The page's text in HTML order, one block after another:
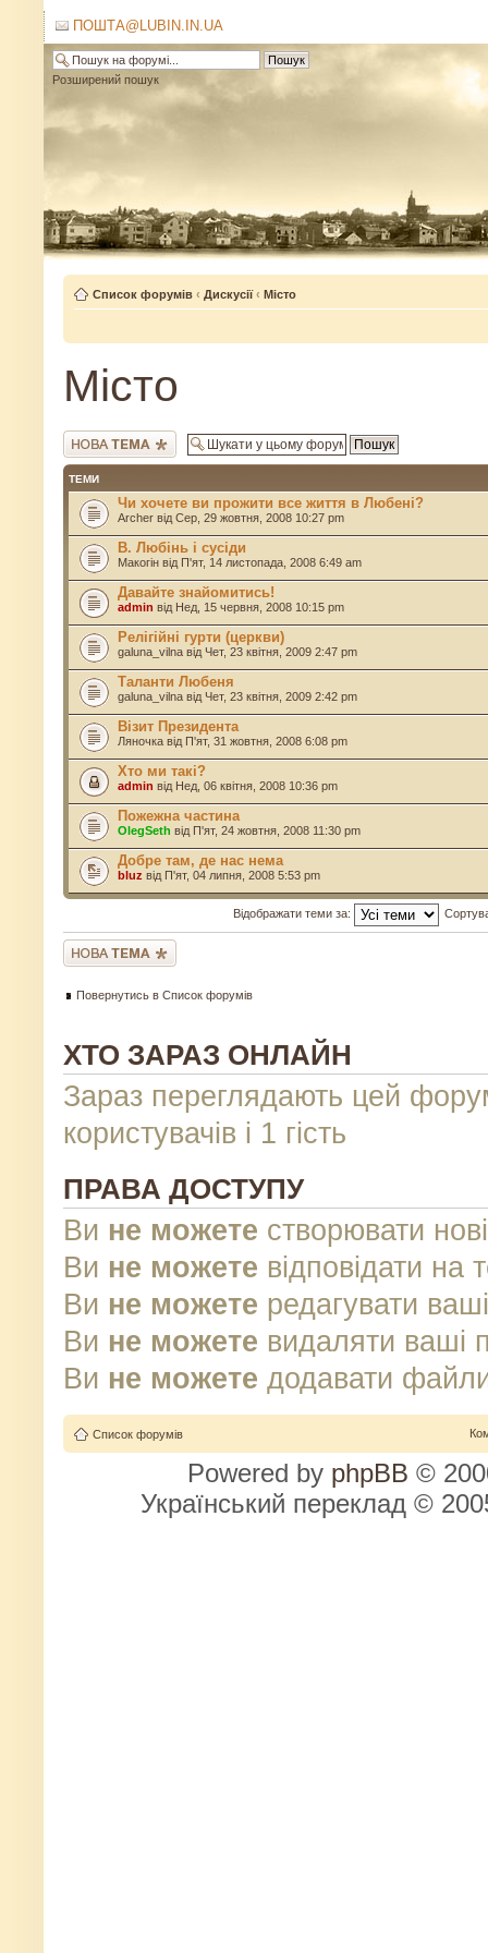
ПОШТА@LUBIN.IN.UA
Розширений пошук
Список форумів ‹ Дискусії ‹ Місто
Місто
Створити нову тему
ТЕМИ
Чи хочете ви прожити все життя в Любені?
Archer від Сер, 29 жовтня, 2008 10:27 pm
В. Любінь і сусіди
Макогін від П'ят, 14 листопада, 2008 6:49 am
Давайте знайомитись!
admin від Нед, 15 червня, 2008 10:15 pm
Релігійні гурти (церкви)
galuna_vilna від Чет, 23 квітня, 2009 2:47 pm
Таланти Любеня
galuna_vilna від Чет, 23 квітня, 2009 2:42 pm
Візит Президента
Ляночка від П'ят, 31 жовтня, 2008 6:08 pm
Хто ми такі?
admin від Нед, 06 квітня, 2008 10:36 pm
Пожежна частина
OlegSeth від П'ят, 24 жовтня, 2008 11:30 pm
Добре там, де нас нема
bluz від П'ят, 04 липня, 2008 5:53 pm
Відображати теми за:
Створити нову тему
Повернутись в Список форумів
ХТО ЗАРАЗ ОНЛАЙН
Зараз переглядають цей
користувачів і 1 гість
ПРАВА ДОСТУПУ
Ви не можете створювати
Ви не можете відповідати
Ви не можете редагувати
Ви не можете видаляти ваші
Ви не можете додавати
Список форумів
Powered by phpBB ©
Український переклад ©